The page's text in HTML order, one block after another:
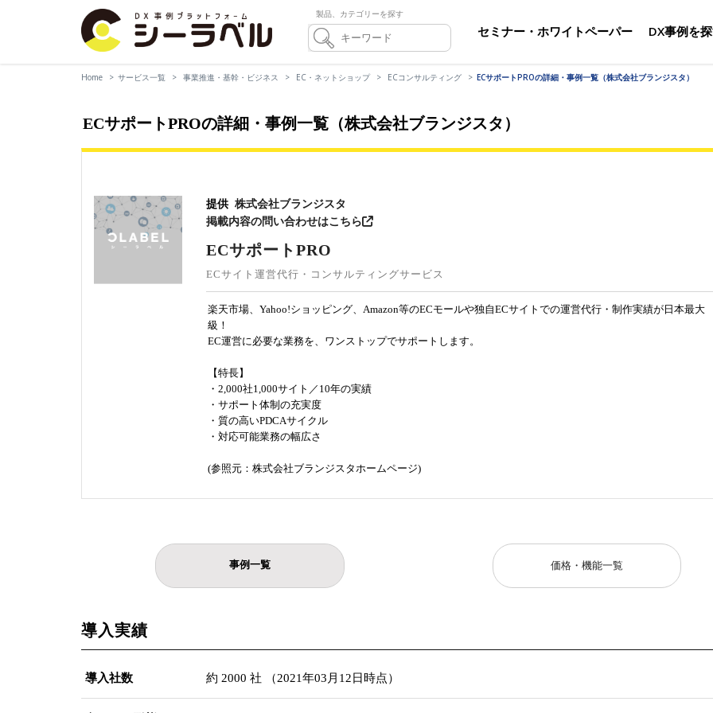
製品、カテゴリーを探す
セミナー・ホワイトペーパー DX事例を
Home サービス一覧 事業推進・基幹・ビジネス EC・ネットショップ ECコンサルティング ECサポートPROの詳細・事例一覧（株式会社ブランジスタ）
ECサポートPROの詳細・事例一覧（株式会社ブランジスタ）
提供 株式会社ブランジスタ
掲載内容の問い合わせはこちら
ECサポートPRO
ECサイト運営代行・コンサルティングサービス
楽天市場、Yahoo!ショッピング、Amazon等のECモールや独自ECサイトでの運営代行・制作実績が日本最大
級！
EC運営に必要な業務を、ワンストップでサポートします。
【特長】
・2,000社1,000サイト／10年の実績
・サポート体制の充実度
・質の高いPDCAサイクル
・対応可能業務の幅広さ
(参照元：株式会社ブランジスタホームページ)
事例一覧 価格・機能一覧
導入実績
導入社数 約 2000 社 （2021年03月12日時点）